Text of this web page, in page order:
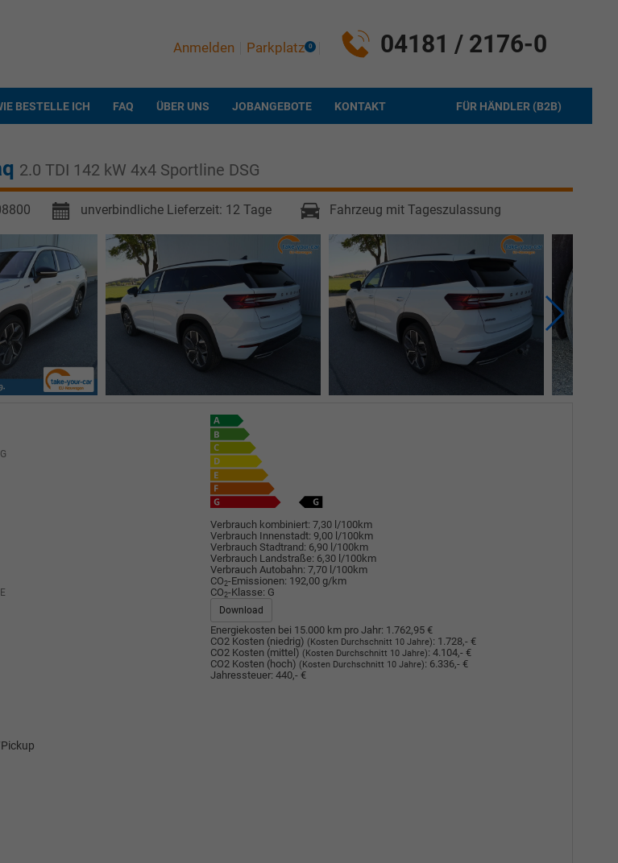
04181 / 2176-0
Anmelden Parkplatz 0
BESTELLE ICH FAQ ÜBER UNS JOBANGEBOTE FÜR HÄNDLER (B2B)
KONTAKT
2.0 TDI 142 kW 4x4 Sportline DSG
unverbindliche Lieferzeit: 12 Tage Fahrzeug mit Tageszulassung
Verbrauch kombiniert: 7,30 l/100km
Verbrauch Innenstadt: 9,00 l/100km
Verbrauch Stadtrand: 6,90 l/100km
Verbrauch Landstraße: 6,30 l/100km
Verbrauch Autobahn: 7,70 l/100km
CO2-Emissionen: 192,00 g/km
CO2-Klasse: G
Download
Energiekosten bei 15.000 km pro Jahr: 1.762,95 €
CO2 Kosten (niedrig) (Kosten Durchschnitt 10 Jahre): 1.728,- €
CO2 Kosten (mittel) (Kosten Durchschnitt 10 Jahre): 4.104,- €
CO2 Kosten (hoch) (Kosten Durchschnitt 10 Jahre): 6.336,- €
Jahressteuer: 440,- €